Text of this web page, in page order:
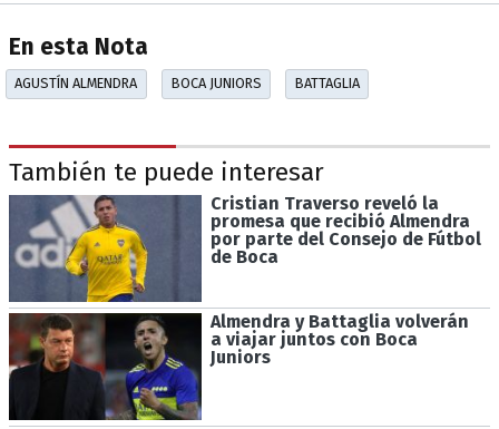
En esta Nota
AGUSTÍN ALMENDRA BOCA JUNIORS BATTAGLIA
También te puede interesar
Cristian Traverso reveló la
promesa que recibió Almendra
por parte del Consejo de Fútbol
de Boca
Almendra y Battaglia volverán
a viajar juntos con Boca
Juniors